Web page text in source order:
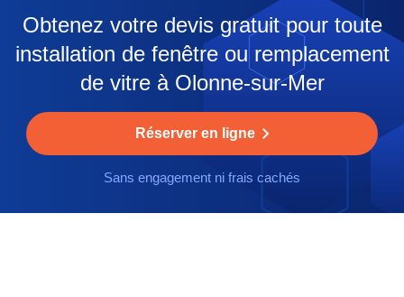
Obtenez votre devis gratuit pour toute
installation de fenêtre ou remplacement
de vitre à Olonne-sur-Mer
Réserver en ligne
Sans engagement ni frais cachés